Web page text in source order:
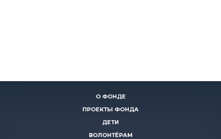
О ФОНДЕ
ПРОЕКТЫ ФОНДА
ДЕТИ
ВОЛОНТЁРАМ